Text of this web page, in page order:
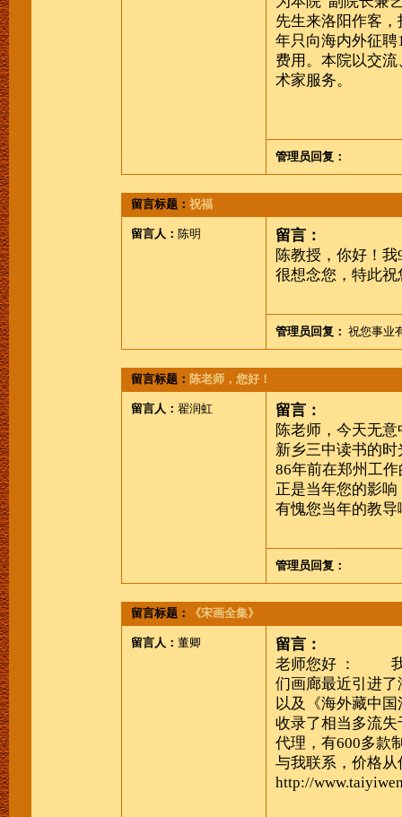
先生来洛阳作客
年只向海内外征
费用。本院以交
术家服务。
管理员回复：
留言标题： 祝福
留言人： 陈明
留言：
陈教授，你好！
很想念您，特此
管理员回复： 祝您事业
留言标题： 陈老师，您好！
留言人： 翟润虹
留言：
陈老师，今天无
新乡三中读书的
86年前在郑州工
正是当年您的影
有愧您当年的教
管理员回复：
留言标题： 《宋画全集》
留言人： 董卿
留言：
老师您好 ：
我
们画廊最近引进
以及《海外藏中
收录了相当多流
代理，有600多款
与我联系，价格
http://